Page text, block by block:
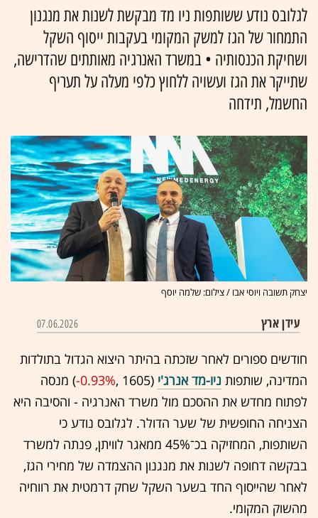
לגלובס נודע ששותפות ניו מד מבקשת לשנות את מנגנון
התמחור של הגז למשק המקומי בעקבות ייסוף השקל
ושחיקת הכנסותיה • במשרד האנרגיה מאותתים שהדרישה,
שתייקר את הגז ועשויה ללחוץ כלפי מעלה על תעריף
החשמל, תידחה
יצחק תשובה ויוסי אבו / צילום: שלמה יוסף
עידן ארץ 07.06.2026
חודשים ספורים לאחר שזכתה בהיתר היצוא הגדול בתולדות
המדינה, שותפות ניו-מד אנרג'י (1605 ,‎
-0.93%‏) מנסה
לפתוח מחדש את ההסכם מול משרד האנרגיה - והסיבה היא
הצניחה החופשית של שער הדולר. לגלובס נודע כי
השותפות, המחזיקה בכ־45% ממאגר לוויתן, פנתה למשרד
בבקשה דחופה לשנות את מנגנון ההצמדה של מחירי הגז,
לאחר שהייסוף החד בשער השקל שחק דרמטית את רווחיה
מהשוק המקומי.